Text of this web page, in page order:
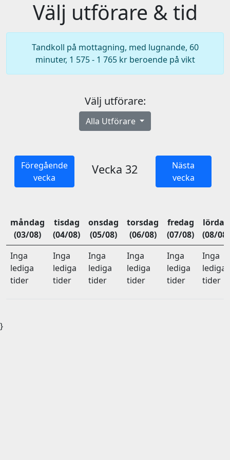
Välj utförare & tid
Tandkoll på mottagning, med lugnande, 60
minuter, 1 575 - 1 765 kr beroende på vikt
Välj utförare:
Alla Utförare
Föregående
vecka
Vecka 32
Nästa
vecka
måndag
(03/08)
tisdag
(04/08)
onsdag
(05/08)
torsdag
(06/08)
fredag
(07/08)
lördag
(08/08)
Inga
lediga
tider
Inga
lediga
tider
Inga
lediga
tider
Inga
lediga
tider
Inga
lediga
tider
Inga
lediga
tider
}